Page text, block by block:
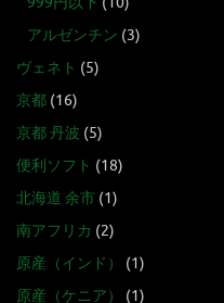
アルゼンチン (3)
ヴェネト (5)
京都 (16)
京都 丹波 (5)
便利ソフト (18)
北海道 余市 (1)
南アフリカ (2)
原産（インド）
(1)
原産（ケニア）
(1)